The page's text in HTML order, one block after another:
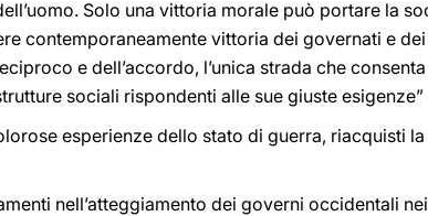
Solo una vittoria morale può portare la
contemporaneamente vittoria dei governati e
e dell’accordo, l’unica strada che
sociali rispondenti alle sue giuste esigenze”
esperienze dello stato di guerra, riacquisti
nell’atteggiamento dei governi occidentali